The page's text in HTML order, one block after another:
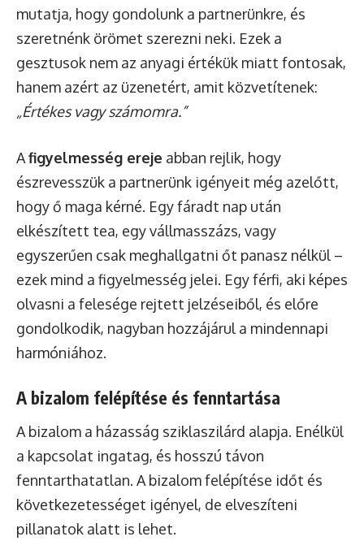
mutatja, hogy gondolunk a partnerünkre, és
szeretnénk örömet szerezni neki. Ezek a
gesztusok nem az anyagi értékük miatt fontosak,
hanem azért az üzenetért, amit közvetítenek:
„Értékes vagy számomra.”
Afigyelmesség ereje abban rejlik, hogy
észrevesszük a partnerünk igényeit még azelőtt,
hogy ő maga kérné. Egy fáradt nap után
elkészített tea, egy vállmasszázs, vagy
egyszerűen csak meghallgatni őt panasz nélkül –
ezek mind a figyelmesség jelei. Egy férfi, aki képes
olvasni a felesége rejtett jelzéseiből, és előre
gondolkodik, nagyban hozzájárul a mindennapi
harmóniához.
A bizalom felépítése és fenntartása
A bizalom a házasság sziklaszilárd alapja. Enélkül
a kapcsolat ingatag, és hosszú távon
fenntarthatatlan. A bizalom felépítése időt és
következetességet igényel, de elveszíteni
pillanatok alatt is lehet.